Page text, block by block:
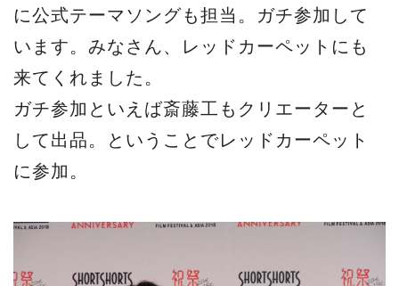
に公式テーマソングも担当。ガチ参加して
います。みなさん、レッドカーペットにも
来てくれました。
ガチ参加といえば斎藤工もクリエーターと
して出品。ということでレッドカーペット
に参加。